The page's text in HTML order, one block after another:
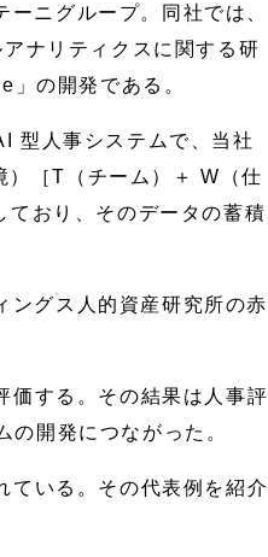
ニグループ。同社では、
ナリティクスに関する研
の開発である。
型人事システムで、当社
［T（チーム）＋ W（仕
おり、そのデータの蓄積
ングス人的資産研究所の赤
価する。その結果は人事評
開発につながった。
ている。その代表例を紹介